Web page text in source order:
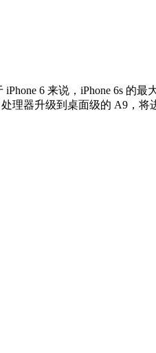
6 来说，iPhone 6s 的最
理器升级到桌面级的 A9，